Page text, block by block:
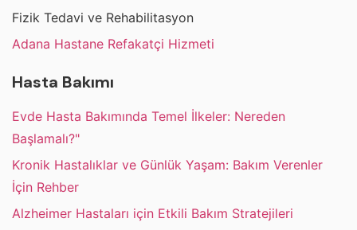
Fizik Tedavi ve Rehabilitasyon
Adana Hastane Refakatçi Hizmeti
Hasta Bakımı
Evde Hasta Bakımında Temel İlkeler: Nereden
Başlamalı?"
Kronik Hastalıklar ve Günlük Yaşam: Bakım Verenler
İçin Rehber
Alzheimer Hastaları için Etkili Bakım Stratejileri